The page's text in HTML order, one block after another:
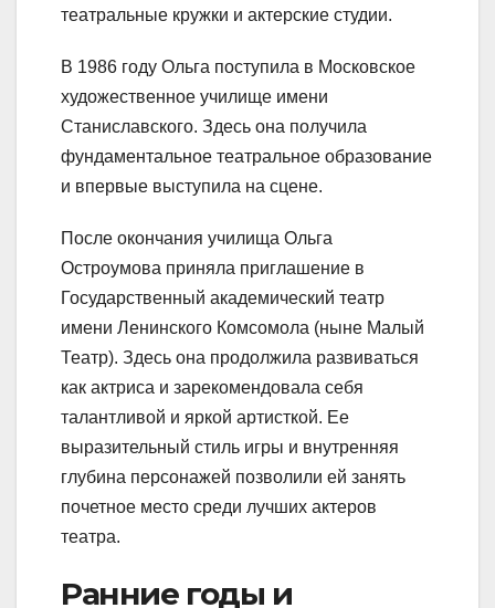
театральные кружки и актерские студии.
В 1986 году Ольга поступила в Московское
художественное училище имени
Станиславского. Здесь она получила
фундаментальное театральное образование
и впервые выступила на сцене.
После окончания училища Ольга
Остроумова приняла приглашение в
Государственный академический театр
имени Ленинского Комсомола (ныне Малый
Театр). Здесь она продолжила развиваться
как актриса и зарекомендовала себя
талантливой и яркой артисткой. Ее
выразительный стиль игры и внутренняя
глубина персонажей позволили ей занять
почетное место среди лучших актеров
театра.
Ранние годы и